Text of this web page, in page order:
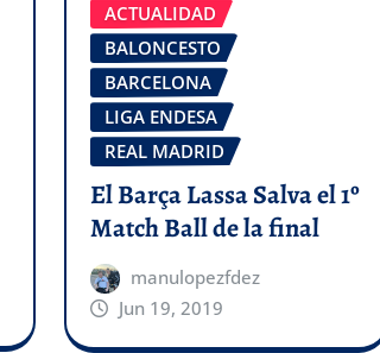
ACTUALIDAD
BALONCESTO
BARCELONA
LIGA ENDESA
REAL MADRID
El Barça Lassa Salva el 1º
Match Ball de la final
manulopezfdez
Jun 19, 2019